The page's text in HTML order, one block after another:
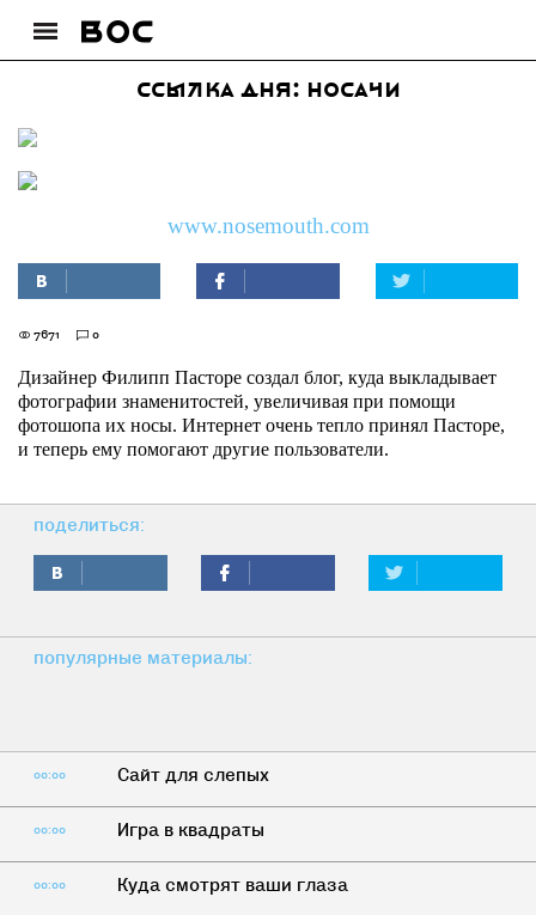
Ссылка дня: Носачи
www.nosemouth.com
7671 0
Дизайнер Филипп Пасторе создал блог, куда выкладывает
фотографии знаменитостей, увеличивая при помощи
фотошопа их носы. Интернет очень тепло принял Пасторе,
и теперь ему помогают другие пользователи.
поделиться:
популярные материалы:
00:00 Сайт для слепых
00:00 Игра в квадраты
00:00 Куда смотрят ваши глаза